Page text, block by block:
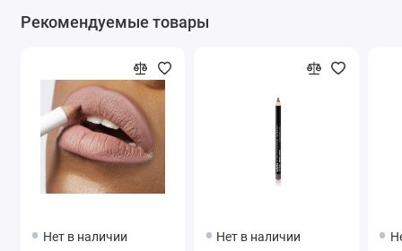
Рекомендуемые товары
Нет в наличии Нет в наличии